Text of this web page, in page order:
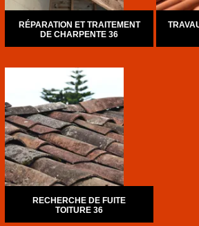
RÉPARATION ET TRAITEMENT
DE CHARPENTE 36
RECHERCHE DE FUITE
TOITURE 36